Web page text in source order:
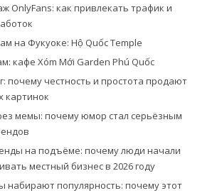
OnlyFans: как привлекать трафик и
на Фукуоке: Hộ Quốc Temple
кафе Xóm Mới Garden Phú Quốc
почему честность и простота продают
картинок
мемы: почему юмор стал серьёзным
на подъёме: почему люди начали
местный бизнес в 2026 году
набирают популярность: почему этот